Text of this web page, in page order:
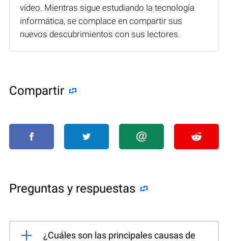
vídeo. Mientras sigue estudiando la tecnología
informática, se complace en compartir sus
nuevos descubrimientos con sus lectores.
Compartir
Preguntas y respuestas
¿Cuáles son las principales causas de